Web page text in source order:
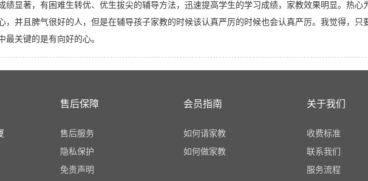
绩显著，有困难生转优、优生拔尖的辅导方法，迅速提高学生的学习成绩，家教效果明显。热心
，并且脾气很好的人，但是在辅导孩子家教的时候该认真严厉的时候也会认真严厉。我觉得，
最关键的是有向好的心。
售后保障
售后服务
隐私保护
免责声明
会员指南
如何请家教
如何做家教
关于我们
收费标准
联系我们
服务流程